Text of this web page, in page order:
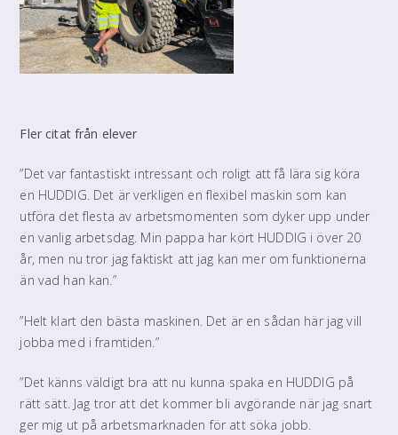
Fler citat från elever
”Det var fantastiskt intressant och roligt att få lära sig köra
en HUDDIG. Det är verkligen en flexibel maskin som kan
utföra det flesta av arbetsmomenten som dyker upp under
en vanlig arbetsdag. Min pappa har kört HUDDIG i över 20
år, men nu tror jag faktiskt att jag kan mer om funktionerna
än vad han kan.”
”Helt klart den bästa maskinen. Det är en sådan här jag vill
jobba med i framtiden.”
”Det känns väldigt bra att nu kunna spaka en HUDDIG på
rätt sätt. Jag tror att det kommer bli avgörande när jag snart
ger mig ut på arbetsmarknaden för att söka jobb.